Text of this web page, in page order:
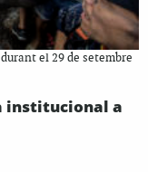
el 29 de setembre
institucional a